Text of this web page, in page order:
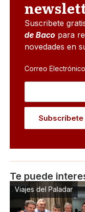
Suscribete
de Baco para
novedades en
Correo Electrónico
Te puede
Viajes del Paladar